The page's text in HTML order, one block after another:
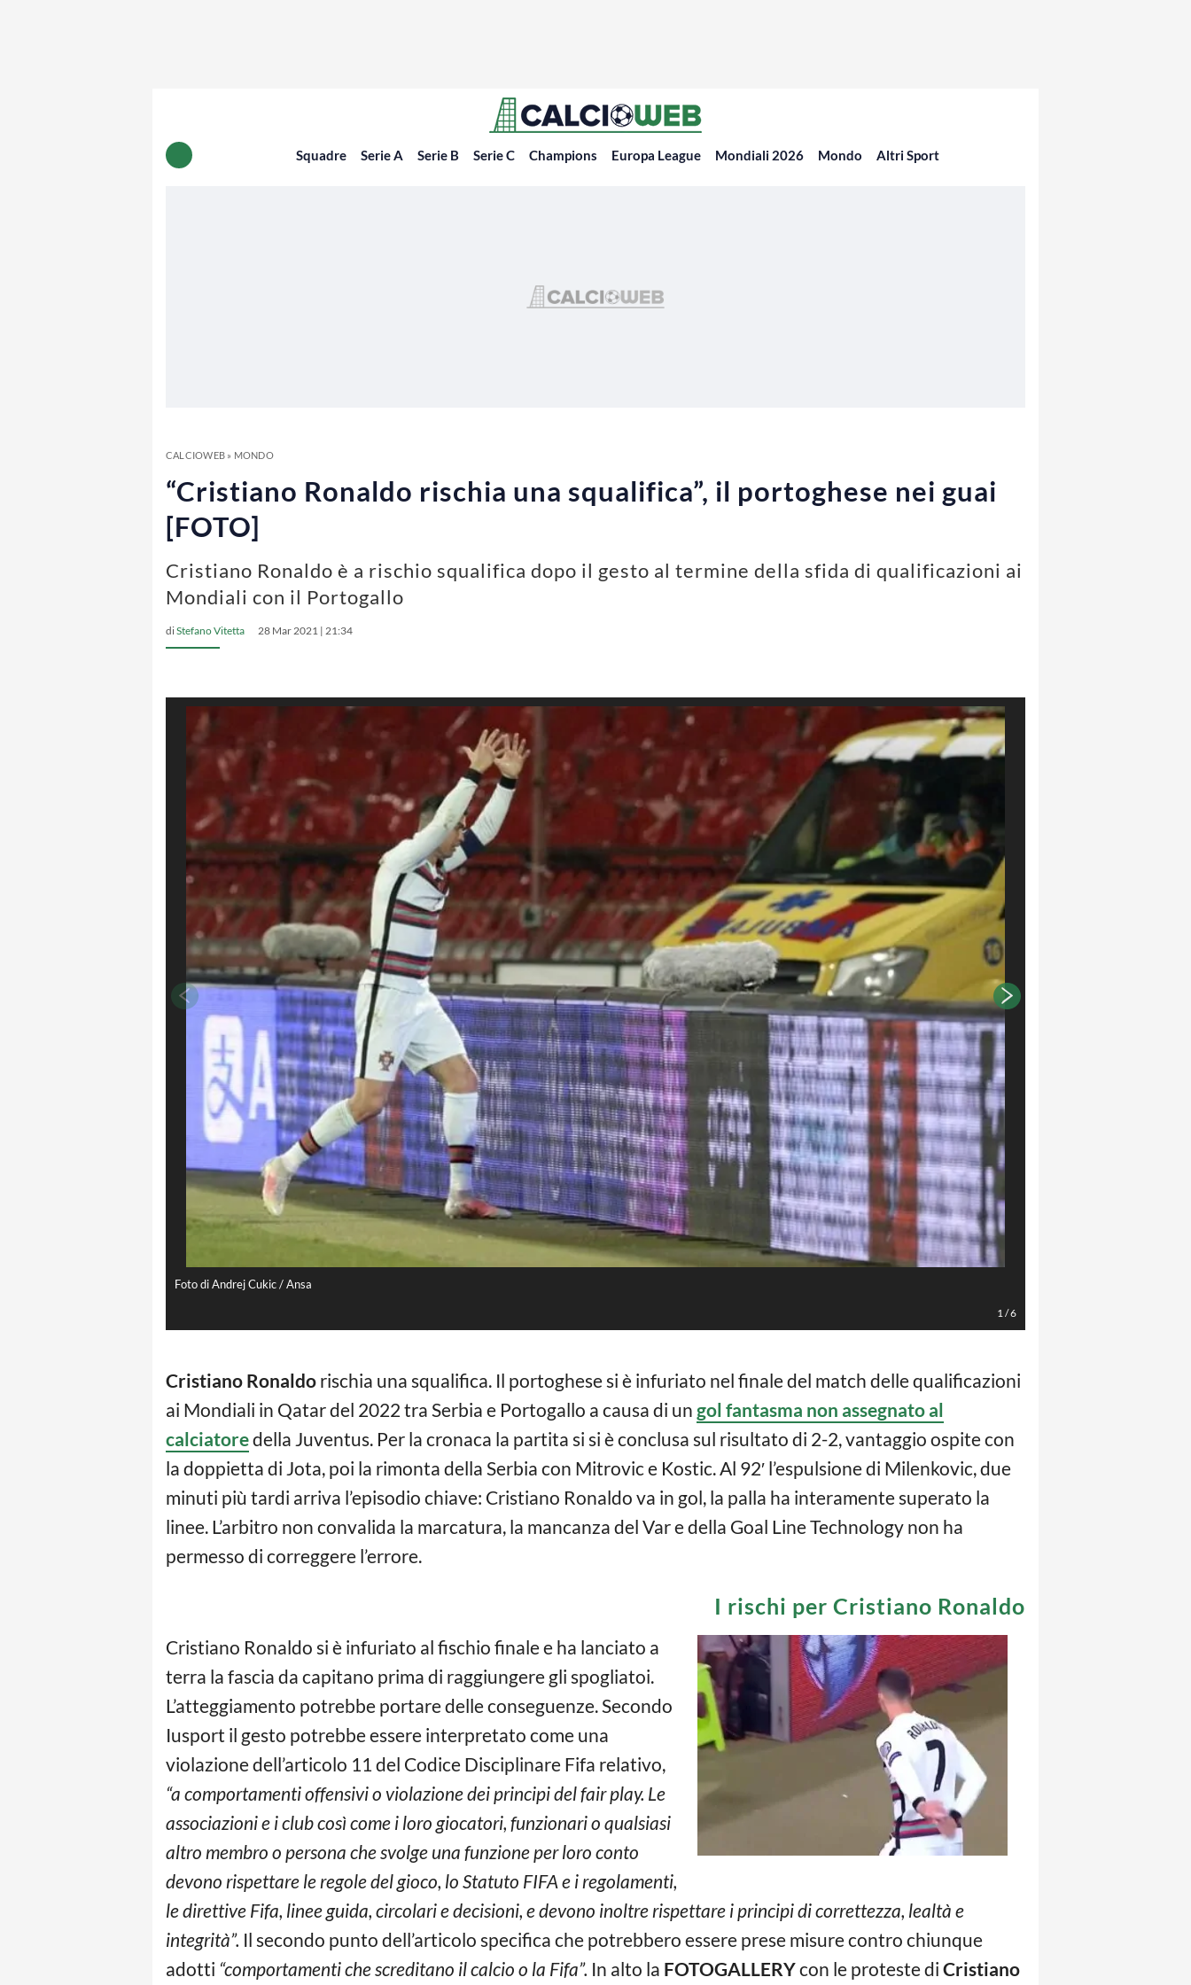
Squadre Serie A Serie B Serie C Champions Europa League Mondiali 2026 Mondo Altri Sport
CALCIOWEB» MONDO
“Cristiano Ronaldo rischia una squalifica”, il portoghese nei guai
[FOTO]
Cristiano Ronaldo è a rischio squalifica dopo il gesto al termine della sfida di qualificazioni ai
Mondiali con il Portogallo
diStefano Vitetta 28 Mar 2021 | 21:34
Foto di Andrej Cukic / Ansa
1/6
Cristiano Ronaldo rischia una squalifica. Il portoghese si è infuriato nel finale del match delle qualificazioni
ai Mondiali in Qatar del 2022 tra Serbia e Portogallo a causa di un gol fantasma non assegnato al
calciatoredella Juventus. Per la cronaca la partita si si è conclusa sul risultato di 2-2, vantaggio ospite con
la doppietta di Jota, poi la rimonta della Serbia con Mitrovic e Kostic. Al 92′ l’espulsione di Milenkovic, due
minuti più tardi arriva l’episodio chiave: Cristiano Ronaldo va in gol, la palla ha interamente superato la
linee. L’arbitro non convalida la marcatura, la mancanza del Var e della Goal Line Technology non ha
permesso di correggere l’errore.
I rischi per Cristiano Ronaldo
Cristiano Ronaldo si è infuriato al fischio finale e ha lanciato a
terra la fascia da capitano prima di raggiungere gli spogliatoi.
L’atteggiamento potrebbe portare delle conseguenze. Secondo
Iusport il gesto potrebbe essere interpretato come una
violazione dell’articolo 11 del Codice Disciplinare Fifa relativo,
“a comportamenti offensivi o violazione dei principi del fair play. Le
associazioni e i club così come i loro giocatori, funzionari o qualsiasi
altro membro o persona che svolge una funzione per loro conto
devono rispettare le regole del gioco, lo Statuto FIFA e i regolamenti,
le direttive Fifa, linee guida, circolari e decisioni, e devono inoltre rispettare i principi di correttezza, lealtà e
integrità”. Il secondo punto dell’articolo specifica che potrebbero essere prese misure contro chiunque
adotti “comportamenti che screditano il calcio o la Fifa”. In alto la FOTOGALLERYcon le proteste di Cristiano